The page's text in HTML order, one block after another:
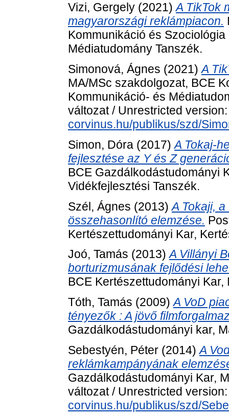
Vizi, Gergely (2021)A TikTok
magyarországi reklámpiacon.
Kommunikáció és
Médiatudomány Tanszék.
Simonová, Ágnes (2021)A
MA/MSc szakdolgozat, BCE
Kommunikáció- és
változat / Unrestricted
corvinus.hu/publikus/szd/
Simon, Dóra (2017)A Tokaj-
fejlesztése az Y és Z
BCE Gazdálkodástudományi
Vidékfejlesztési Tanszék.
Szél, Ágnes (2013)A Tokaji,
összehasonlító elemzése.
Kertészettudományi Kar,
Joó, Tamás (2013)A Villányi
borturizmusának fejlődési
BCE Kertészettudományi
Tóth, Tamás (2009)A VoD
tényezők : A jövő
Gazdálkodástudományi kar,
Sebestyén, Péter (2014)A
reklámkampányának
Gazdálkodástudományi Kar,
változat / Unrestricted
corvinus.hu/publikus/szd/